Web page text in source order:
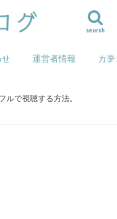
search
せ 運営者情報 カ
ルで視聴する方法。